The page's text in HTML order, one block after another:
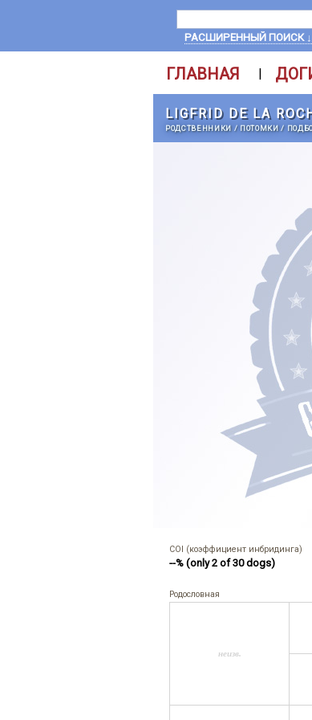
РАСШИРЕННЫЙ ПОИСК ↓
ГЛАВНАЯ |
LIGFRID DE LA
РОДСТВЕННИКИ / ПОТОМКИ/
COI (коэффициент инбридинга)
--% (only 2 of 30 dogs)
Родословная
неизв.